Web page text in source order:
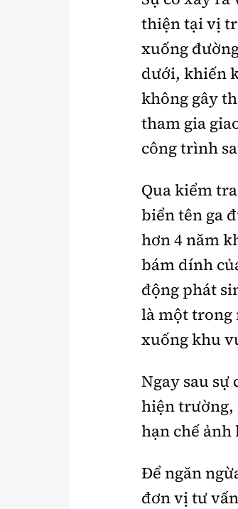
thiện tại vị
xuống
dưới, khiến
không gây
tham gia
công trình
Qua kiểm
biển tên ga
hơn 4 năm
bám dính
động phát
là một trong
xuống khu
Ngay sau sự
hiện trường,
hạn chế ảnh
Để ngăn
đơn vị tư